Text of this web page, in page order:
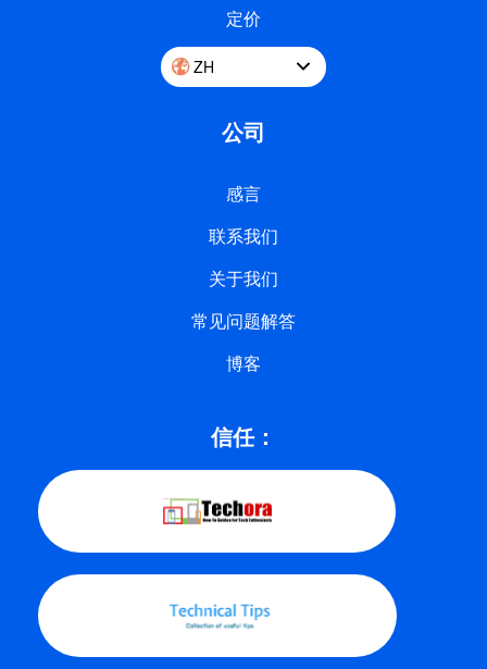
定价
ZH
公司
感言
联系我们
关于我们
常见问题解答
博客
信任：